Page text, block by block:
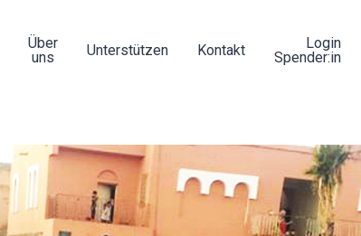
Über
uns
Unterstützen Kontakt
Login
Spender:in